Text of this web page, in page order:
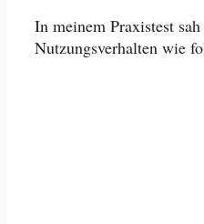
In meinem Praxistest
Nutzungsverhalten wie